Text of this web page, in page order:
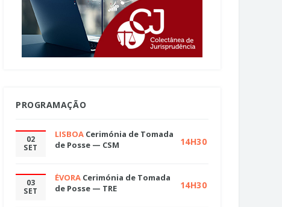
PROGRAMAÇÃO
02
SET
LISBOA Cerimónia de Tomada
de Posse — CSM
14H30
03
SET
ÉVORA Cerimónia de Tomada
de Posse — TRE
14H30